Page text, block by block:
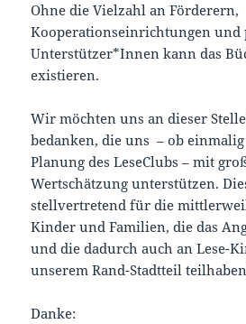
Ohne die Vielzahl an Förderern,
Kooperationseinrichtungen und
Unterstützer*Innen kann das
existieren.
Wir möchten uns an dieser
bedanken, die uns – ob
Planung des LeseClubs – mit
Wertschätzung unterstützen.
stellvertretend für die
Kinder und Familien, die das
und die dadurch auch an Lese-
unserem Rand-Stadtteil
Danke: